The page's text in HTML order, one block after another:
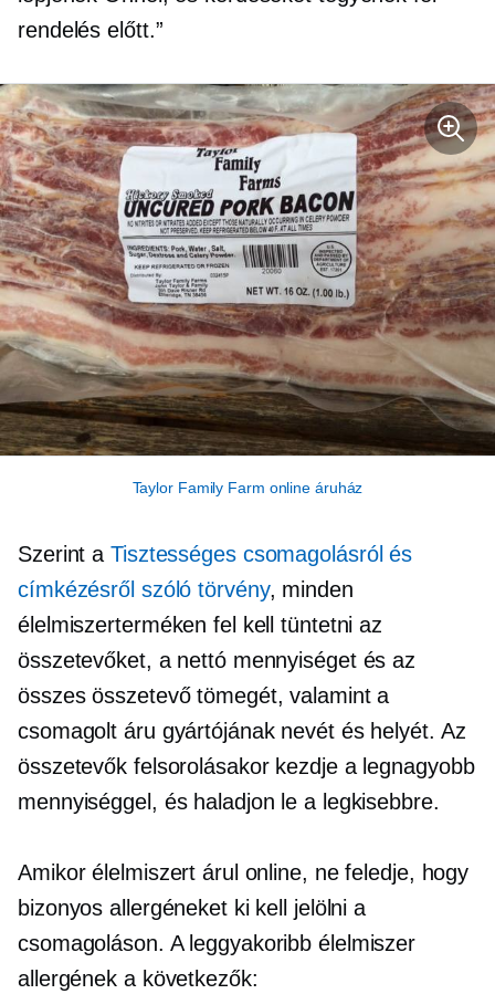
rendelés előtt.”
Taylor Family Farm online áruház
Szerint aTisztességes csomagolásról és
címkézésről szóló törvény, minden
élelmiszerterméken fel kell tüntetni az
összetevőket, a nettó mennyiséget és az
összes összetevő tömegét, valamint a
csomagolt áru gyártójának nevét és helyét. Az
összetevők felsorolásakor kezdje a legnagyobb
mennyiséggel, és haladjon le a legkisebbre.
Amikor élelmiszert árul online, ne feledje, hogy
bizonyos allergéneket ki kell jelölni a
csomagoláson. A leggyakoribb élelmiszer
allergének a következők: